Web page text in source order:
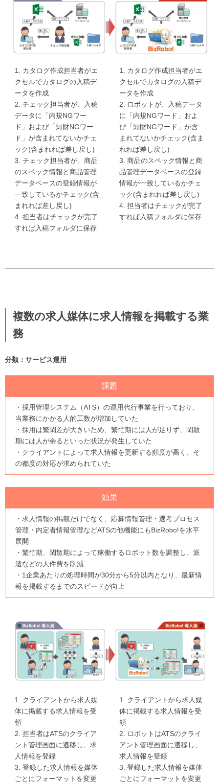
1. カタログ作成担当者がエ
クセルでカタログの入稿デ
ータを作成
2. チェック担当者が、入稿
データに「内規NGワー
ド」および「知財NGワー
ド」が含まれてないかチェ
ック(含まれれば差し戻し)
3. チェック担当者が、商品
のスペック情報と商品管理
データベースの登録情報が
一致しているかチェック(含
まれれば差し戻し)
4. 担当者はチェックが完了
すれば入稿フォルダに保存
1. カタログ作成担当者がエ
クセルでカタログの入稿デ
ータを作成
2. ロボットが、入稿データ
に「内規NGワード」およ
び「知財NGワード」が含
まれてないかチェック(含ま
れれば差し戻し)
3. 商品のスペック情報と商
品管理データベースの登録
情報が一致しているかチェ
ック(含まれれば差し戻し)
4. 担当者はチェックが完了
すれば入稿フォルダに保存
複数の求人媒体に求人情報を掲載する業
務
分類：サービス運用
課題
・採用管理システム（ATS）の運用代行事業を行っており、
当業務にかかる人的工数が増加していた
・採用は繁閑差が大きいため、繁忙期には人が足りず、閑散
期には人が余るといった状況が発生していた
・クライアントによって求人情報を更新する頻度が高く、そ
の都度の対応が求められていた
効果
・求人情報の掲載だけでなく、応募情報管理・選考プロセス
管理・内定者情報管理などATSの他機能にもBizRobo!を水平
展開
・繁忙期、閑散期によって稼働するロボット数を調整し、派
遣などの人件費を削減
・1企業あたりの処理時間が30分から5分以内となり、最新情
報を掲載するまでのスピードが向上
1. クライアントから求人媒
体に掲載する求人情報を受
領
2. 担当者はATSのクライア
ント管理画面に遷移し、求
人情報を登録
3. 登録した求人情報を媒体
ごとにフォーマットを変更
1. クライアントから求人媒
体に掲載する求人情報を受
領
2. ロボットはATSのクライ
アント管理画面に遷移し、
求人情報を登録
3. 登録した求人情報を媒体
ごとにフォーマットを変更